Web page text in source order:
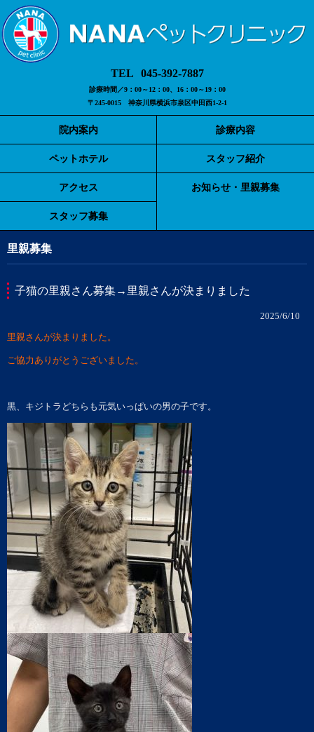
045-392-7887
診療時間／9：00～12：00、16：00～19：00
〒245-0015 神奈川県横浜市泉区中田西1-2-1
院内案内 診療内容
ペットホテル スタッフ紹介
アクセス お知らせ・里親募集
スタッフ募集
里親募集
子猫の里親さん募集→里親さんが決まりました
2025/6/10
里親さんが決まりました。
ご協力ありがとうございました。
黒、キジトラどちらも元気いっぱいの男の子です。